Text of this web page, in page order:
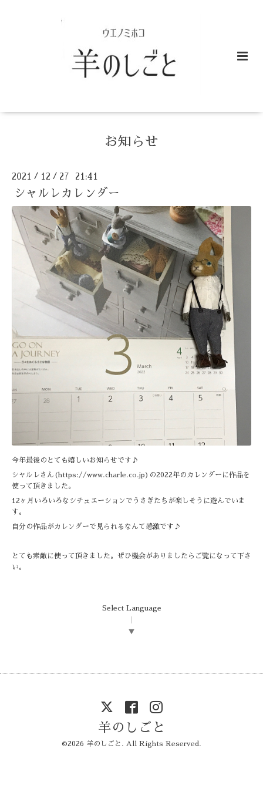
お知らせ
2021 / 12 / 27 21:41
シャルレカレンダー
今年最後のとても嬉しいお知らせです♪
シャルレさん(https://www.charle.co.jp)の2022年のカレンダーに作品を
使って頂きました。
12ヶ月いろいろなシチュエーションでうさぎたちが楽しそうに遊んでいま
す。
自分の作品がカレンダーで見られるなんて感激です♪
とても素敵に使って頂きました。ぜひ機会がありましたらご覧になって下さ
い。
Select Language
▼
羊のしごと
©2026 羊のしごと . All Rights Reserved.